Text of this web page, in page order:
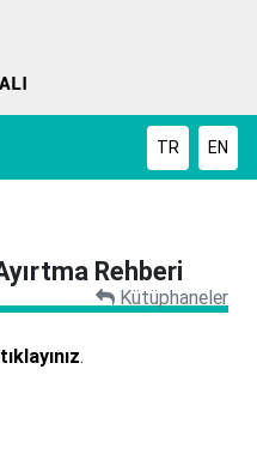
TR EN
Rehberi
Kütüphaneler
tıklayınız.